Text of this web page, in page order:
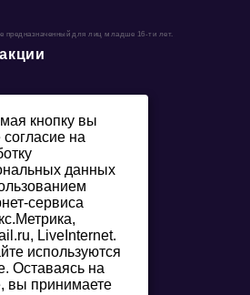
предназначенный для лиц младше 16-ти лет.
кнопку вы
согласие на
данных
сервиса
LiveInternet.
используются
Оставаясь на
вы принимаете